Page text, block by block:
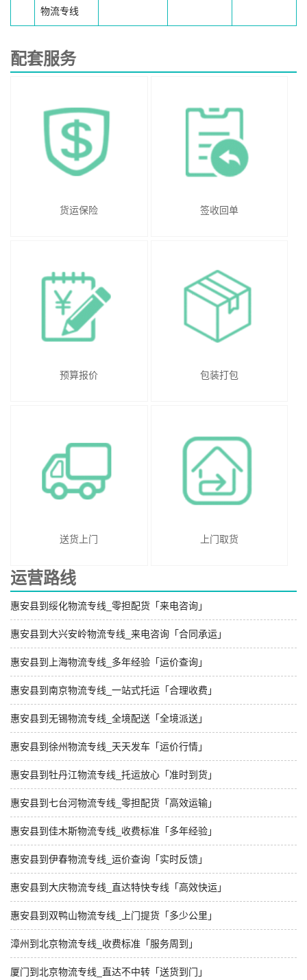
物流专线
配套服务
货运保险 签收回单
预算报价 包装打包
送货上门 上门取货
运营路线
惠安县到绥化物流专线_零担配货「来电咨询」
惠安县到大兴安岭物流专线_来电咨询「合同承运」
惠安县到上海物流专线_多年经验「运价查询」
惠安县到南京物流专线_一站式托运「合理收费」
惠安县到无锡物流专线_全境配送「全境派送」
惠安县到徐州物流专线_天天发车「运价行情」
惠安县到牡丹江物流专线_托运放心「准时到货」
惠安县到七台河物流专线_零担配货「高效运输」
惠安县到佳木斯物流专线_收费标准「多年经验」
惠安县到伊春物流专线_运价查询「实时反馈」
惠安县到大庆物流专线_直达特快专线「高效快运」
惠安县到双鸭山物流专线_上门提货「多少公里」
漳州到北京物流专线_收费标准「服务周到」
厦门到北京物流专线_直达不中转「送货到门」